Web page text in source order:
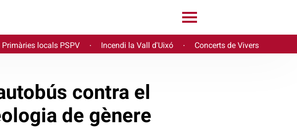
Primàries locals PSPV · Incendi la Vall d'Uixó · Concerts de Vivers
contra el
de gènere